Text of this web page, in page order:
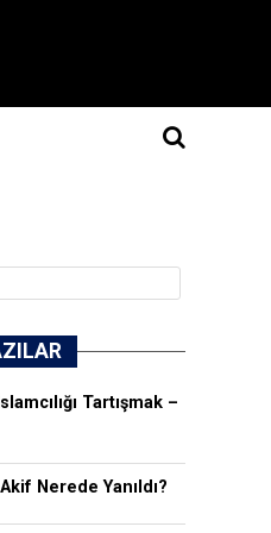
Tartışmak –
Nerede Yanıldı?